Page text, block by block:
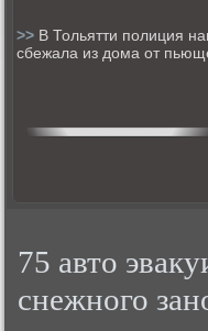
>> В Тольятти полиция
сбежала из дома от
75 авто
снежного